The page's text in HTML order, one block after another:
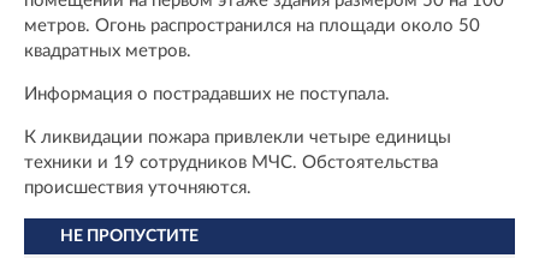
метров. Огонь распространился на площади около 50
квадратных метров.
Информация о пострадавших не поступала.
К ликвидации пожара привлекли четыре единицы
техники и 19 сотрудников МЧС. Обстоятельства
происшествия уточняются.
НЕ ПРОПУСТИТЕ